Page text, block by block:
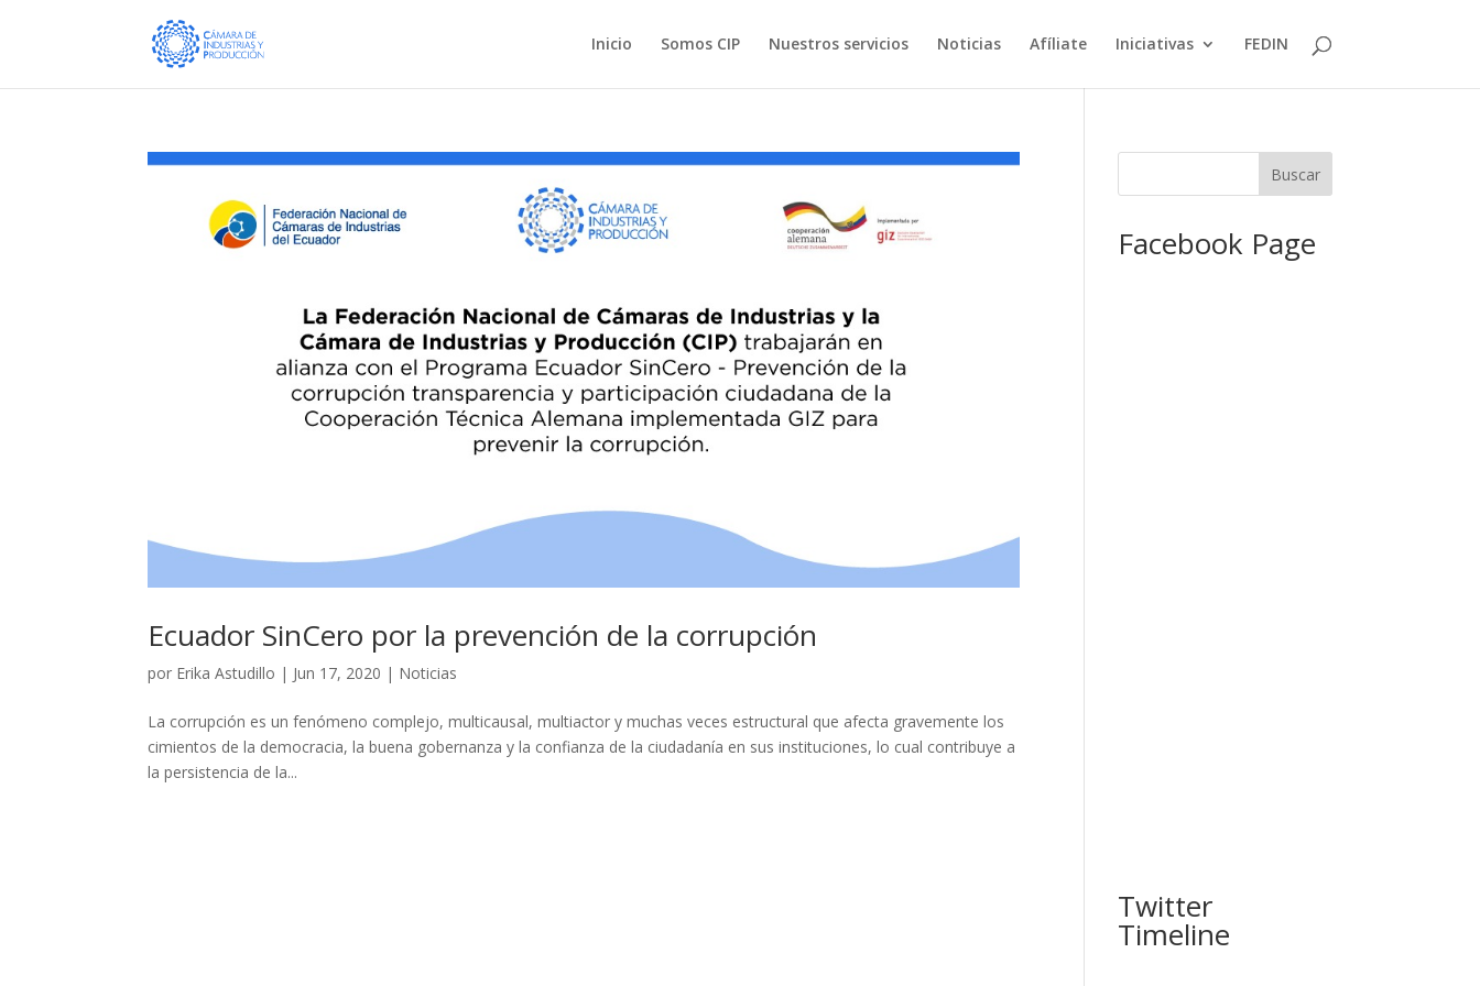
Inicio Somos CIP Nuestros servicios Noticias Afíliate Iniciativas FEDIN
Ecuador SinCero por la prevención de la corrupción
por Erika Astudillo | Jun 17, 2020 | Noticias
La corrupción es un fenómeno complejo, multicausal, multiactor y muchas veces estructural que afecta gravemente los
cimientos de la democracia, la buena gobernanza y la confianza de la ciudadanía en sus instituciones, lo cual contribuye a
la persistencia de la...
Facebook Page
Twitter
Timeline